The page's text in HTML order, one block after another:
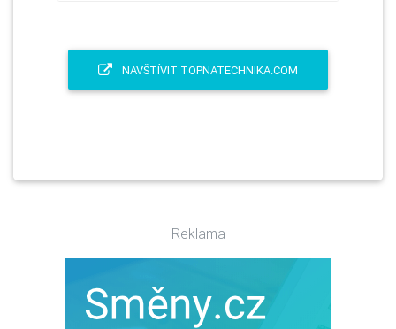
NAVŠTÍVIT TOPNATECHNIKA.COM
Reklama